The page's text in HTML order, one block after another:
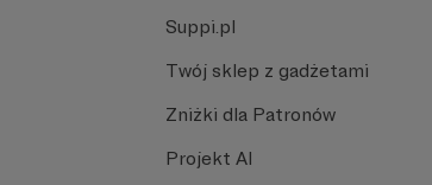
Suppi.pl
Twój sklep z gadżetami
Zniżki dla Patronów
Projekt AI